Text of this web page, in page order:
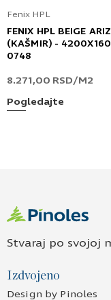
Fenix HPL
FENIX HPL BEIGE
(KAŠMIR) -
0748
8.271,00 RSD/M2
Pogledajte
Stvaraj po svojoj
Izdvojeno
Design by Pinoles